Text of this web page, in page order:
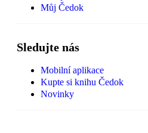
Můj Čedok
Sledujte nás
Mobilní aplikace
Kupte si knihu Čedok
Novinky